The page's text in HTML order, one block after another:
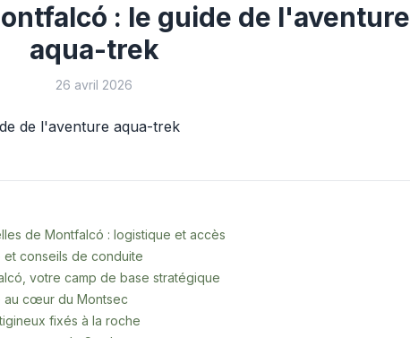
: le guide de l'aventure
aqua-trek
26 avril 2026
de Montfalcó : logistique et accès
et conseils de conduite
votre camp de base stratégique
au cœur du Montsec
fixés à la roche